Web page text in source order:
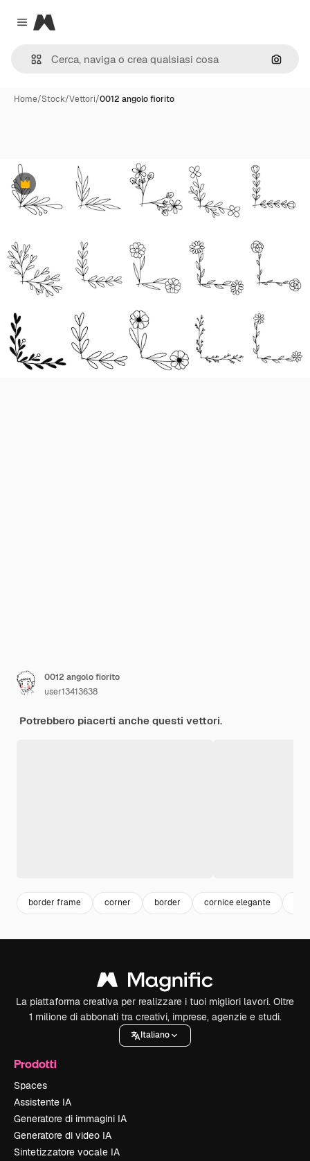
Close menu
Magnific
Cerca
Home/Stock/Vettori/0012 angolo fiorito
Premium
0012 angolo fiorito
user13413638
Potrebbero piacerti anche questi vettori.
border frame corner border cornice elegante
La piattaforma creativa per realizzare i tuoi migliori lavori. Oltre
1 milione di abbonati tra creativi, imprese, agenzie e studi.
Italiano
Prodotti
Spaces
Assistente IA
Generatore di immagini IA
Generatore di video IA
Sintetizzatore vocale IA